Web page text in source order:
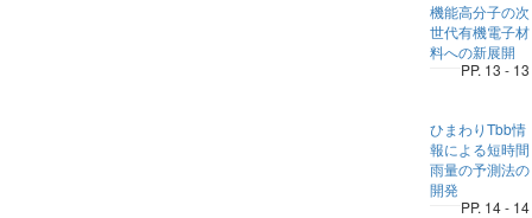
機能高分子の次
世代有機電子材
料への新展開
PP. 13 - 13
ひまわりTbb情
報による短時間
雨量の予測法の
開発
PP. 14 - 14